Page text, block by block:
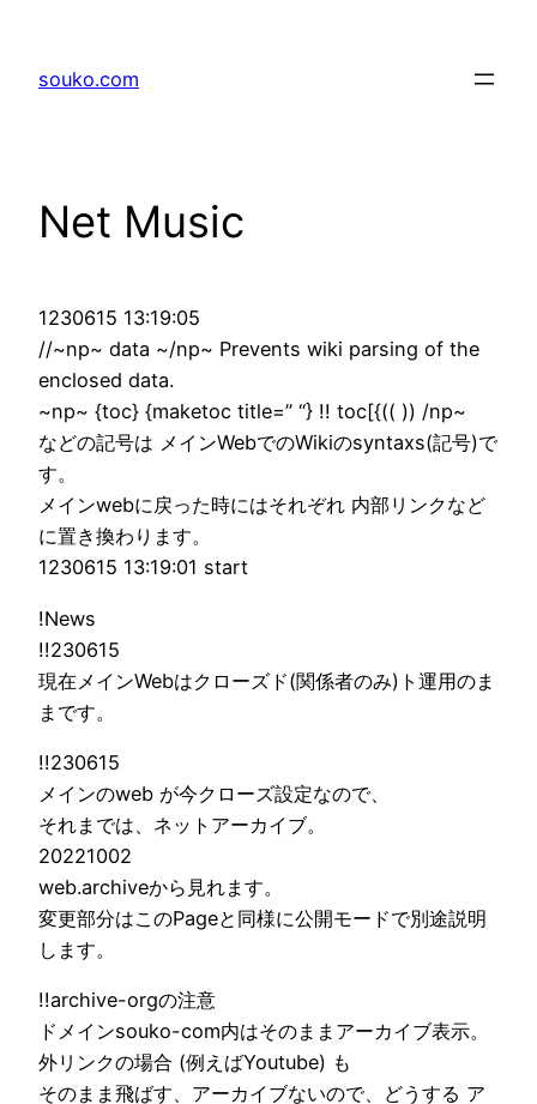
content
souko.com
Net Music
1230615 13:19:05
//~np~ data ~/np~ Prevents wiki parsing of the
enclosed data.
~np~ {toc} {maketoc title=” “} !! toc[{(( )) /np~
などの記号は メインWebでのWikiのsyntaxs(記号)で
す。
メインwebに戻った時にはそれぞれ 内部リンクなど
に置き換わります。
1230615 13:19:01 start
!News
!!230615
現在メインWebはクローズド(関係者のみ)ト運用のま
まです。
!!230615
メインのweb が今クローズ設定なので、
それまでは、ネットアーカイブ。
20221002
web.archiveから見れます。
変更部分はこのPageと同様に公開モードで別途説明
します。
!!archive-orgの注意
ドメインsouko-com内はそのままアーカイブ表示。
外リンクの場合 (例えばYoutube) も
そのまま飛ばす、アーカイブないので、どうする ア